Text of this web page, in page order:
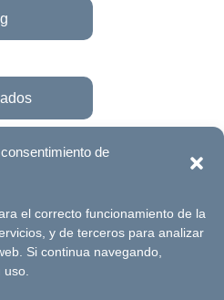
de
el correcto funcionamiento de la
y de terceros para analizar
Si continua navegando,
Córdoba 2017. Web
por